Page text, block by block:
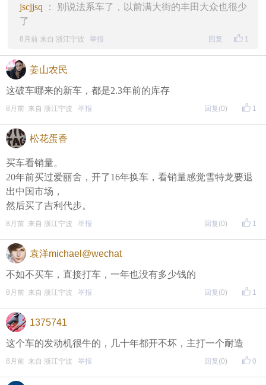
jscjjsq ： 别说法系车了，以前满大街的丰田大众也很少
了
1
8月前 来自 浙江宁波 举报 回复
姜山农民
这破车哪来的新车，都是2.3年前的库存
1
8月前 来自 浙江宁波 举报 回复 (0)
松花蛋香
买车看销量。
20年前买过爱丽舍，开了16年换车，看销量感觉雪特龙要退
出中国市场，
然后买了吉利代步。
1
8月前 来自 浙江宁波 举报 回复 (0)
袁洋michael@wechat
不如不买车，直接打车，一年也没有多少钱的
1
8月前 来自 浙江宁波 举报 回复 (0)
1375741
这个车的发动机很牛的，几十年都开不坏，主打一个耐造
0
8月前 来自 浙江宁波 举报 回复 (0)